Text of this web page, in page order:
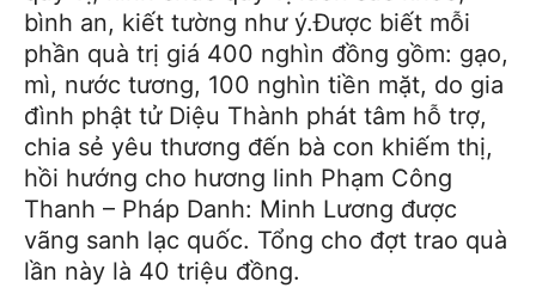
bình an, kiết tường như ý.Được biết mỗi
phần quà trị giá 400 nghìn đồng gồm: gạo,
mì, nước tương, 100 nghìn tiền mặt, do gia
đình phật tử Diệu Thành phát tâm hỗ trợ,
chia sẻ yêu thương đến bà con khiếm thị,
hồi hướng cho hương linh Phạm Công
Thanh – Pháp Danh: Minh Lương được
vãng sanh lạc quốc. Tổng cho đợt trao quà
lần này là 40 triệu đồng.